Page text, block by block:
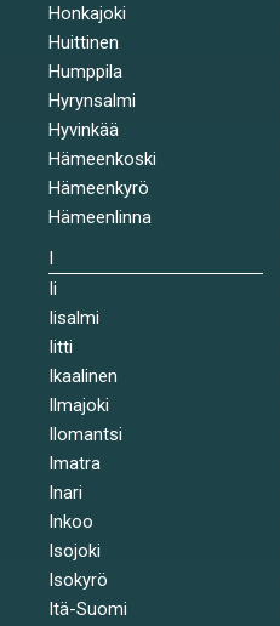
Honkajoki
Huittinen
Humppila
Hyrynsalmi
Hyvinkää
Hämeenkoski
Hämeenkyrö
Hämeenlinna
I
Ii
Iisalmi
Iitti
Ikaalinen
Ilmajoki
Ilomantsi
Imatra
Inari
Inkoo
Isojoki
Isokyrö
Itä-Suomi